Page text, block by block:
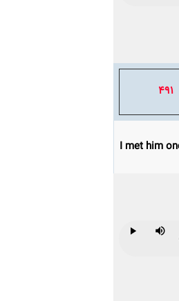
491
I met him